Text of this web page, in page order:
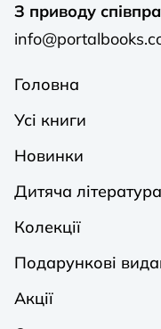
З приводу
Головна
Усі книги
Новинки
Дитяча література
Колекції
Подарункові
Акції